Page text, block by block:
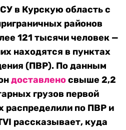
в Курскую область с
районов
121 тысячи человек —
находятся в пунктах
(ПВР). По данным
доставленосвыше 2,2
грузов первой
распределили по ПВР и
рассказывает, куда